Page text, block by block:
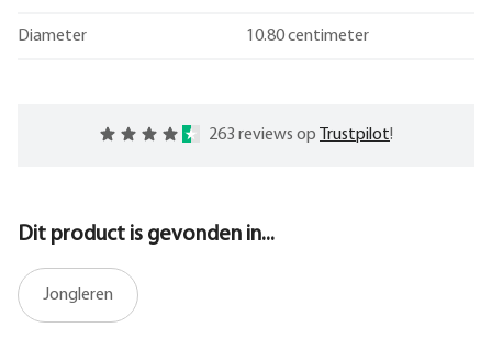
Diameter 10.80 centimeter
263 reviews op Trustpilot!
Dit product is gevonden in...
Jongleren